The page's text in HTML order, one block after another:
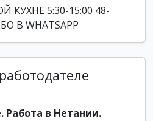
5:30-15:00 48-
В WHATSAPP
Работа в Нетании.